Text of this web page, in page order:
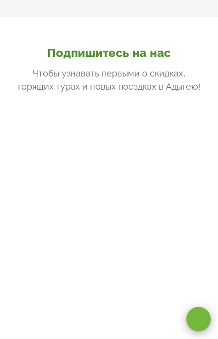
Подпишитесь на нас
Чтобы узнавать первыми о скидках,
горящих турах и новых поездкахв Адыгею!